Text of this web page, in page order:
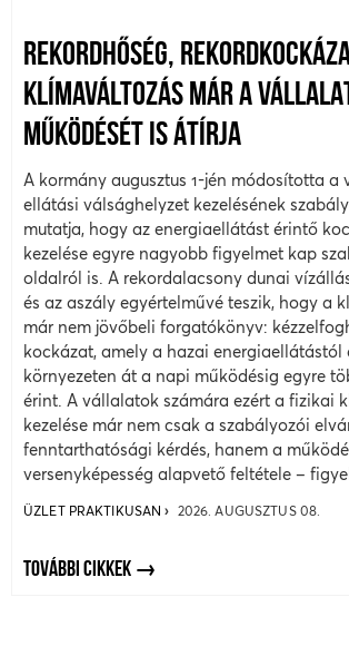
REKORDHŐSÉG,
KLÍMAVÁLTOZÁS MÁR A
MŰKÖDÉSÉT IS ÁTÍRJA
A kormány augusztus 1-jén módosította a
ellátási válsághelyzet kezelésének
mutatja, hogy az energiaellátást érintő
kezelése egyre nagyobb figyelmet kap
oldalról is. A rekordalacsony dunai
és az aszály egyértelművé teszik, hogy a
már nem jövőbeli forgatókönyv:
kockázat, amely a hazai energiaellátástól
környezeten át a napi működésig egyre
érint. A vállalatok számára ezért a fizikai
kezelése már nem csak a szabályozói
fenntarthatósági kérdés, hanem a
versenyképesség alapvető feltétele –
ÜZLET PRAKTIKUSAN 2026. AUGUSZTUS 08.
TOVÁBBI CIKKEK